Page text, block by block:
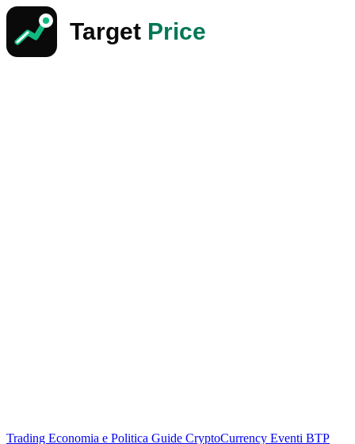
Trading Economia e Politica Guide CryptoCurrency Eventi BTP